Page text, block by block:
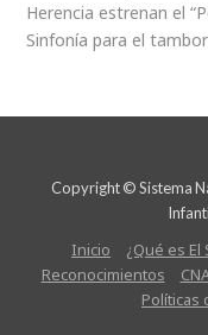
Sinfonía para el tambor
¿Qué es
Reconocimientos
Políticas